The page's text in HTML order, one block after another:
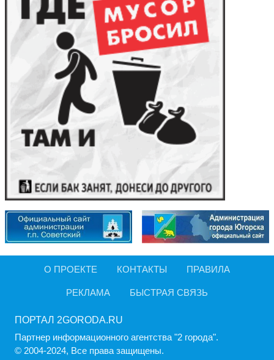
О ПРОЕКТЕ КОНТАКТЫ ПРАВИЛА
РЕКЛАМА БЫСТРАЯ СВЯЗЬ
ПОРТАЛ 2GORODA.RU
Партнер информационного агентства "2 города".
© 2004-2024, Все права защищены.